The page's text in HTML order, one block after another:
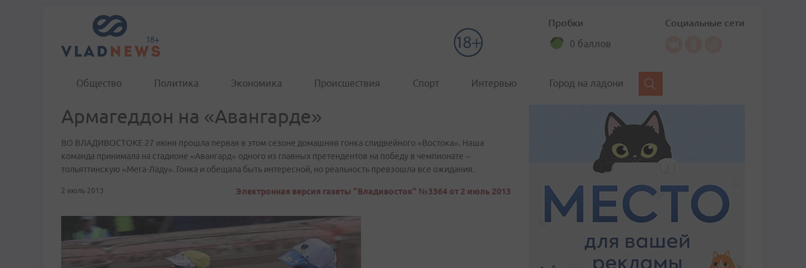
Пробки
0 баллов
Социальные сети
Общество Политика Экономика Происшествия Спорт Интервью Город на ладони
Армагеддон на «Авангарде»
ВО ВЛАДИВОСТОКЕ 27 июня прошла первая в этом сезоне домашняя гонка спидвейного «Востока». Наша
команда принимала на стадионе «Авангард» одного из главных претендентов на победу в чемпионате –
тольяттинскую «Мега-Ладу». Гонка и обещала быть интересной, но реальность превзошла все ожидания.
2 июль 2013 Электронная версия газеты "Владивосток" №3364 от 2 июль 2013